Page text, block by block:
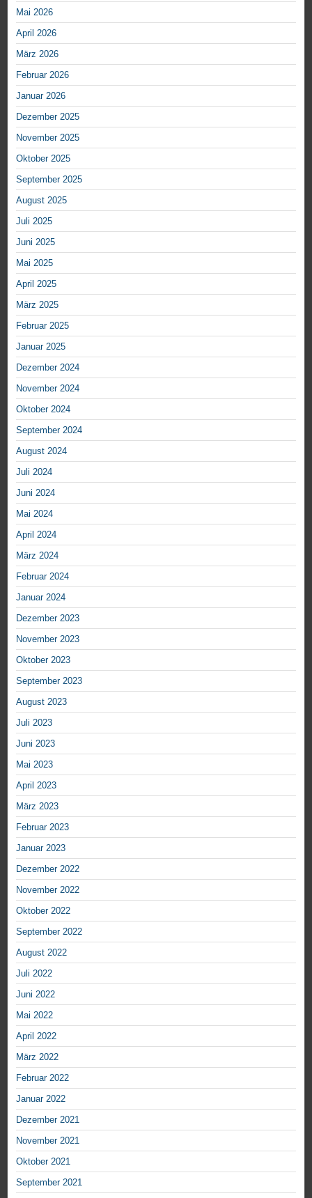
Mai 2026
April 2026
März 2026
Februar 2026
Januar 2026
Dezember 2025
November 2025
Oktober 2025
September 2025
August 2025
Juli 2025
Juni 2025
Mai 2025
April 2025
März 2025
Februar 2025
Januar 2025
Dezember 2024
November 2024
Oktober 2024
September 2024
August 2024
Juli 2024
Juni 2024
Mai 2024
April 2024
März 2024
Februar 2024
Januar 2024
Dezember 2023
November 2023
Oktober 2023
September 2023
August 2023
Juli 2023
Juni 2023
Mai 2023
April 2023
März 2023
Februar 2023
Januar 2023
Dezember 2022
November 2022
Oktober 2022
September 2022
August 2022
Juli 2022
Juni 2022
Mai 2022
April 2022
März 2022
Februar 2022
Januar 2022
Dezember 2021
November 2021
Oktober 2021
September 2021